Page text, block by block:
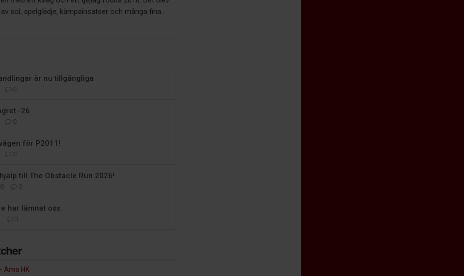
sol, spelglädje, kämpainsatser och många fina...
är nu tillgängliga
0
-26
0
för P2011!
0
till The Obstacle Run 2026!
0
har lämnat oss
3
Amo HK